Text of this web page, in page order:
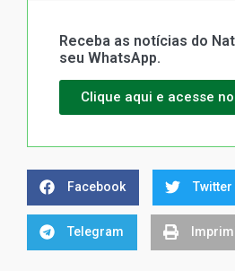
Receba as notícias do
seu WhatsApp.
Clique aqui e acesse
Facebook Twitter
Telegram